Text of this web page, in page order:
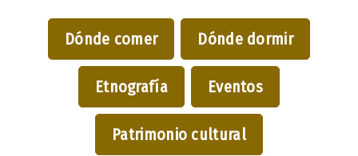
Dónde comer Dónde dormir
Etnografía Eventos
Patrimonio cultural